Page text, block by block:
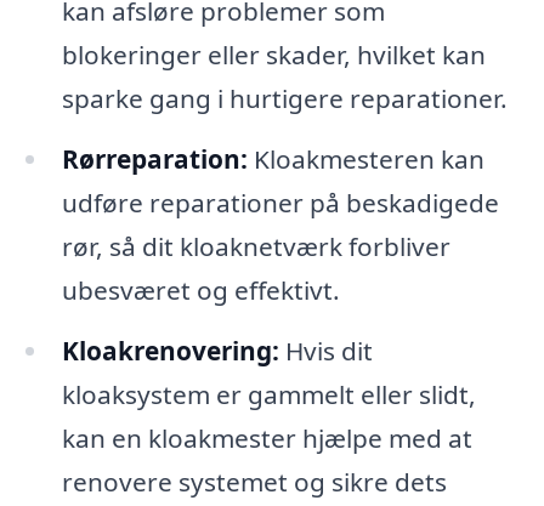
kan afsløre problemer som
blokeringer eller skader, hvilket kan
sparke gang i hurtigere reparationer.
Rørreparation: Kloakmesteren kan
udføre reparationer på beskadigede
rør, så dit kloaknetværk forbliver
ubesværet og effektivt.
Kloakrenovering: Hvis dit
kloaksystem er gammelt eller slidt,
kan en kloakmester hjælpe med at
renovere systemet og sikre dets